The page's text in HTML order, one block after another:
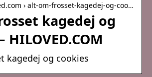
› alt-om-frosset-kagedej-og-coo…
kagedej og
HILOVED.COM
kagedej og cookies